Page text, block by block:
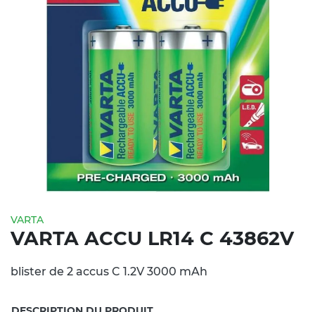
VARTA
VARTA ACCU LR14 C 43862V
blister de 2 accus C 1.2V 3000 mAh